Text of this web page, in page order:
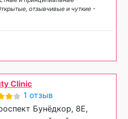
отзывчивые и чуткие -
Clinic
1 отзыв
Бунёдкор, 8Е,